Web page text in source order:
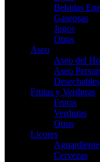
Bebidas
Gaseosas
Jugos
Otros
Aseo
Aseo del
Aseo
Desechables
Frutas y Verduras
Frutas
Verduras
Otros
Licores
Aguardiente
Cervezas